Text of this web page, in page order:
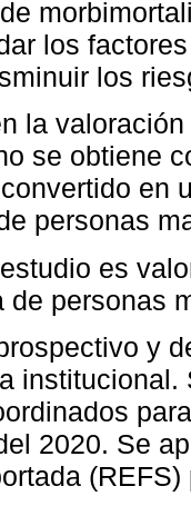
los
los
la
se obtiene
en
personas
es
de personas
y
2020. Se